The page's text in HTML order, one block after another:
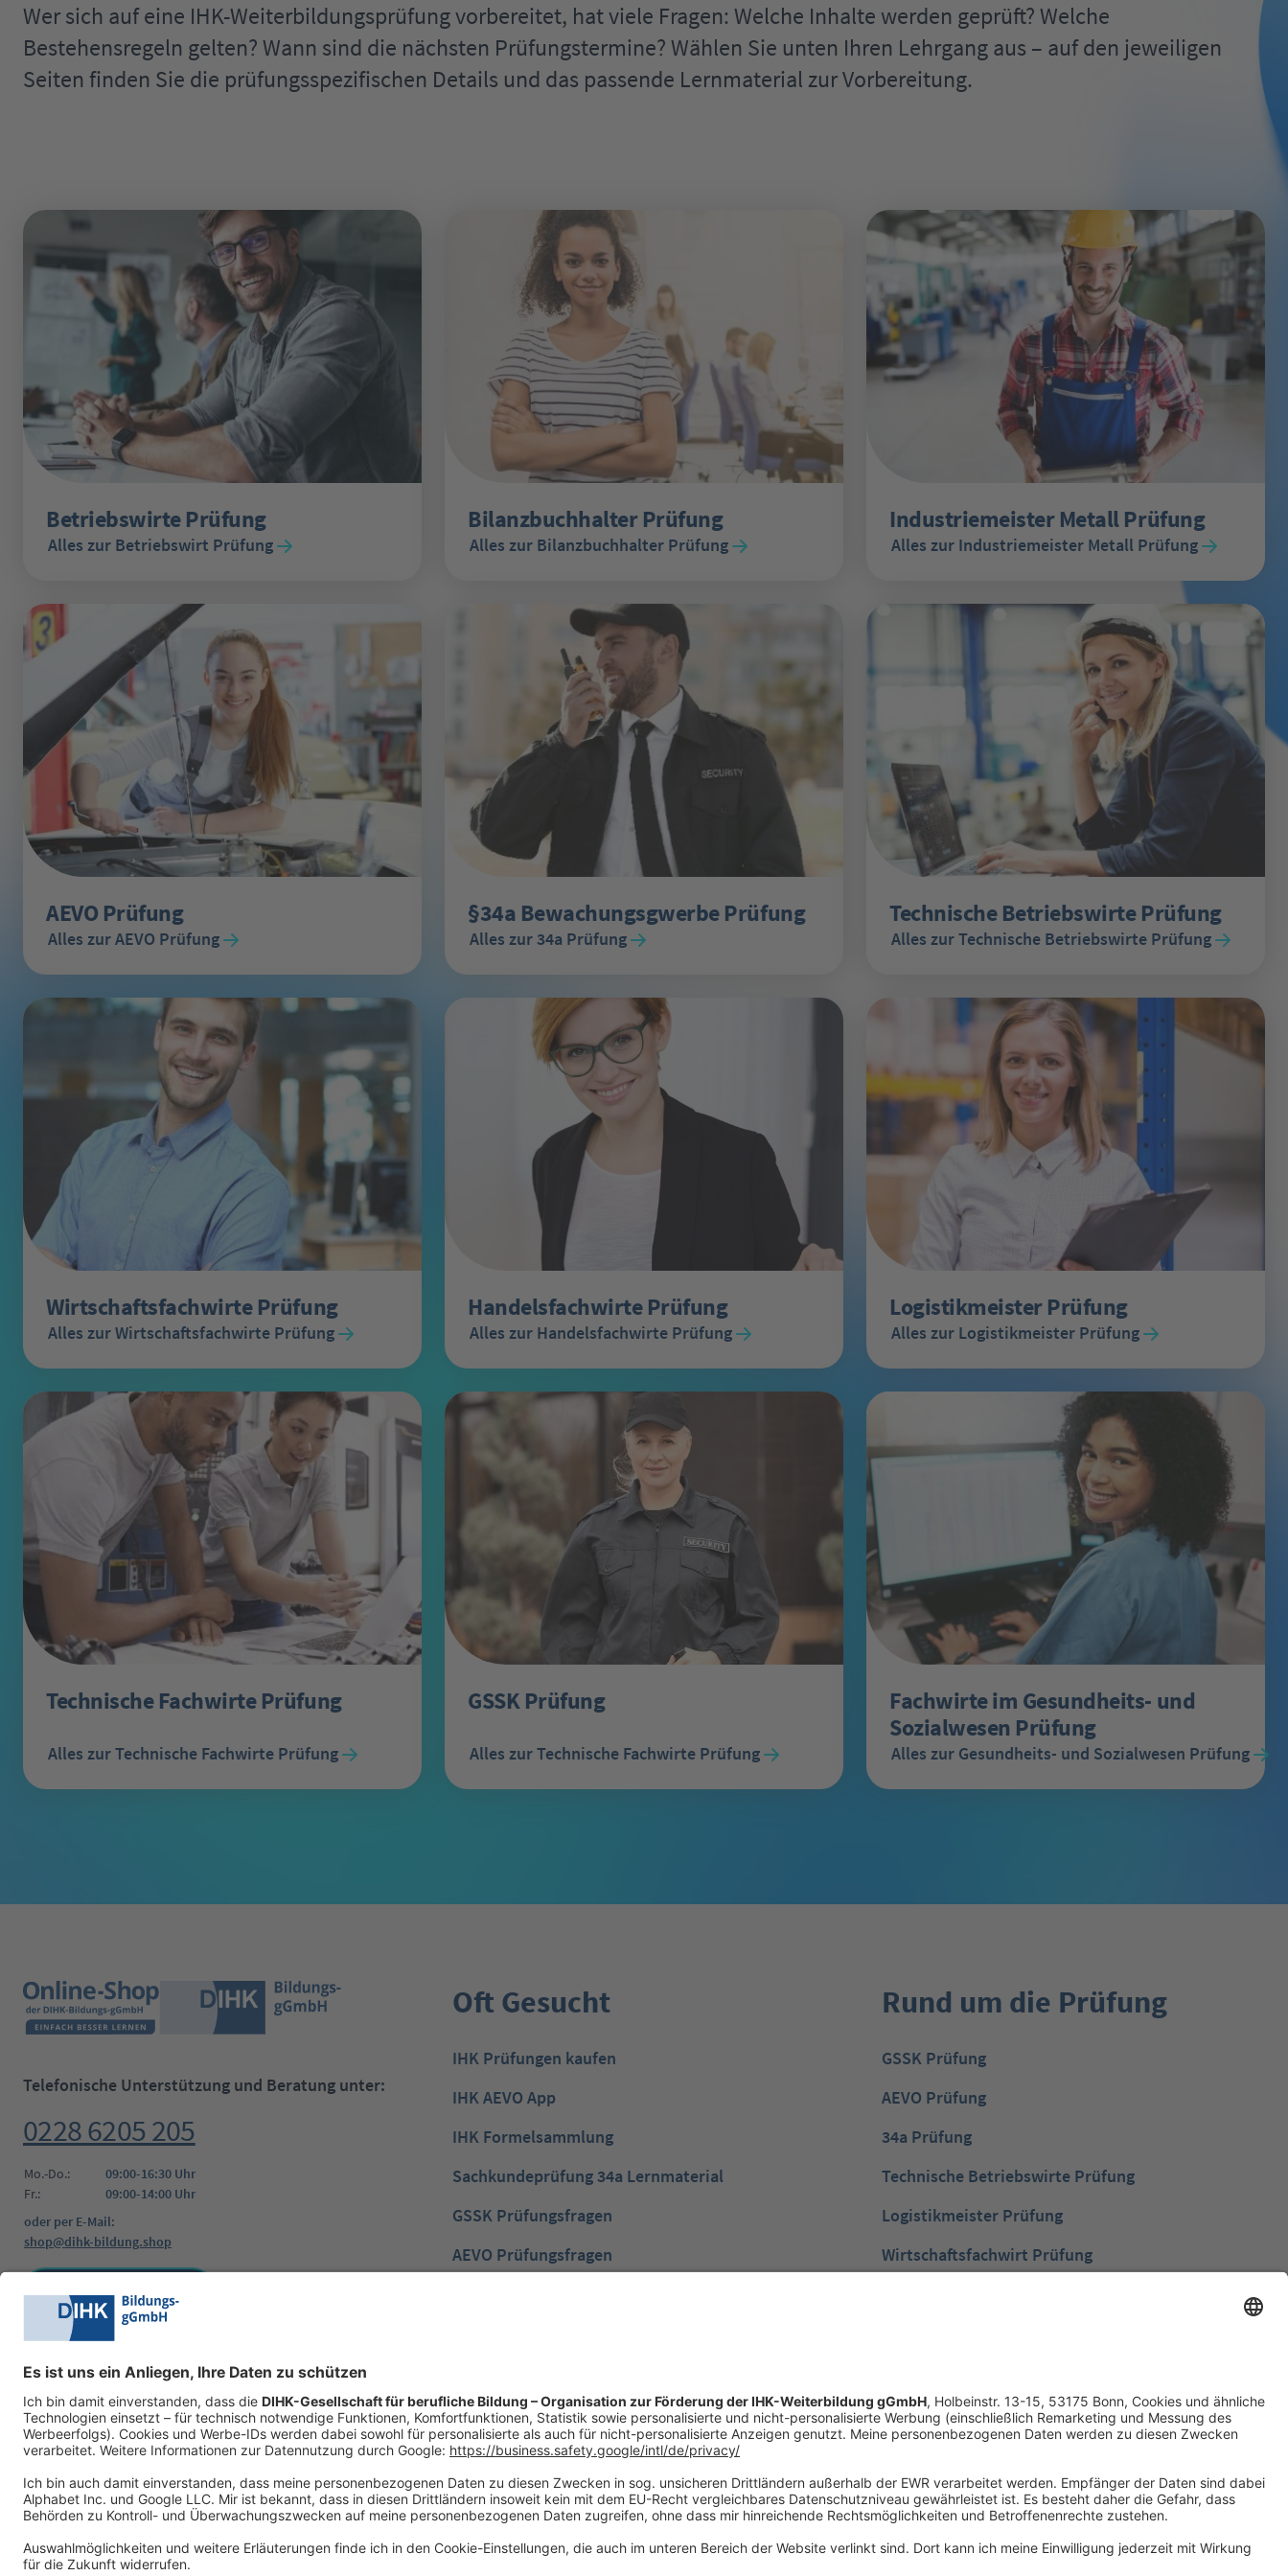
Wer sich auf eine IHK-Weiterbildungsprüfung vorbereitet, hat viele Fragen: Welche Inhalte werden geprüft? Welche
Bestehensregeln gelten? Wann sind die nächsten Prüfungstermine? Wählen Sie unten Ihren Lehrgang aus – auf den jeweiligen
Seiten finden Sie die prüfungsspezifischen Details und das passende Lernmaterial zur Vorbereitung.
Betriebswirte Prüfung
Alles zur Betriebswirt Prüfung
Bilanzbuchhalter Prüfung
Alles zur Bilanzbuchhalter Prüfung
Industriemeister Metall Prüfung
Alles zur Industriemeister Metall Prüfung
AEVO Prüfung
Alles zur AEVO Prüfung
§34a Bewachungsgwerbe Prüfung
Alles zur 34a Prüfung
Technische Betriebswirte Prüfung
Alles zur Technische Betriebswirte Prüfung
Wirtschaftsfachwirte Prüfung
Alles zur Wirtschaftsfachwirte Prüfung
Handelsfachwirte Prüfung
Alles zur Handelsfachwirte Prüfung
Logistikmeister Prüfung
Alles zur Logistikmeister Prüfung
Technische Fachwirte Prüfung
Alles zur Technische Fachwirte Prüfung
GSSK Prüfung
Alles zur Technische Fachwirte Prüfung
Fachwirte im Gesundheits- und
Sozialwesen Prüfung
Alles zur Gesundheits- und Sozialwesen Prüfung
Telefonische Unterstützung und Beratung unter:
0228 6205 205
Mo.-Do.:
09:00-16:30 Uhr
Fr.:
09:00-14:00 Uhr
oder per E-Mail:
shop@dihk-bildung.shop
Social Media
Oft Gesucht
IHK Prüfungen kaufen
IHK AEVO App
IHK Formelsammlung
Sachkundeprüfung 34a Lernmaterial
GSSK Prüfungsfragen
AEVO Prüfungsfragen
NTG Industriemeister
Rund um die Prüfung
GSSK Prüfung
AEVO Prüfung
34a Prüfung
Technische Betriebswirte Prüfung
Logistikmeister Prüfung
Wirtschaftsfachwirt Prüfung
Handelsfachwirt Prüfung
Fachwirte im Gesundheits- und Sozialwesen
Prüfung